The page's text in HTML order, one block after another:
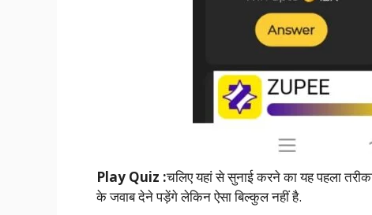
Play Quiz :चलिए यहां से सुनाई करने का यह पहला
के जवाब देने पड़ेंगे लेकिन ऐसा बिल्कुल नहीं है.